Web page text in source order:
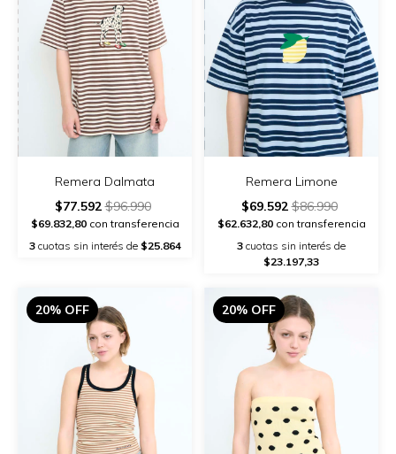
Remera Dalmata
$77.592$96.990
$69.832,80con transferencia
3cuotas sin interés de $25.864
Remera Limone
$69.592$86.990
$62.632,80con transferencia
3 cuotas sin interés de
$23.197,33
20% OFF 20% OFF